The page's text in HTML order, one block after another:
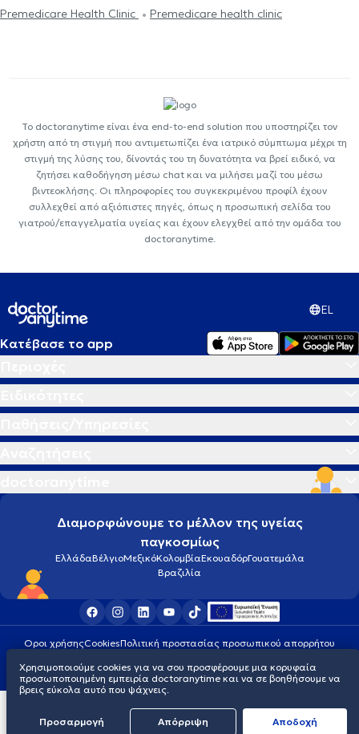
Premedicare Health Clinic
Premedicare health clinic
Το doctoranytime είναι ένα end-to-end solution που υποστηρίζει τον
χρήστη από τη στιγμή που αντιμετωπίζει ένα ιατρικό σύμπτωμα μέχρι τη
στιγμή της λύσης του, δίνοντάς του τη δυνατότητα να βρεί ειδικό, να
ζητήσει καθοδήγηση μέσω chat και να μιλήσει μαζί του μέσω
βιντεοκλήσης. Οι πληροφορίες του συγκεκριμένου προφίλ έχουν
συλλεχθεί από αξιόπιστες πηγές, όπως η προσωπική σελίδα του
γιατρού/επαγγελματία υγείας και έχουν ελεγχθεί από την ομάδα του
doctoranytime.
EL
Κατέβασε το app
Διαμορφώνουμε το μέλλον της υγείας
παγκοσμίως
ΕλλάδαΒέλγιοΜεξικόΚολομβίαΕκουαδόρΓουατεμάλα
Βραζιλία
Οροι χρήσηςCookiesΠολιτική προστασίας προσωπικού απορρήτου
Χρησιμοποιούμε cookies για να σου προσφέρουμε μια κορυφαία
προσωποποιημένη εμπειρία doctoranytime και να σε βοηθήσουμε να
βρεις εύκολα αυτό που ψάχνεις.
Προσαρμογή Απόρριψη Aποδοχή